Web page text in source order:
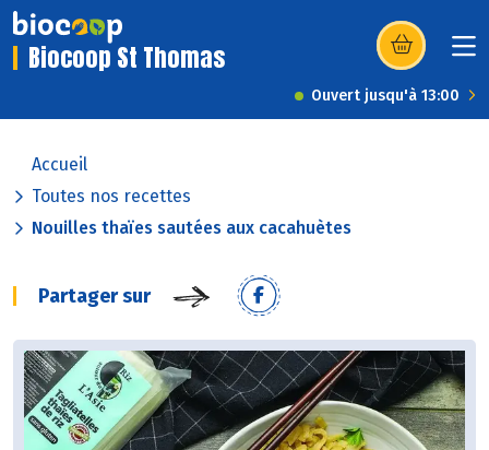
Biocoop St Thomas (s’ouvre dans
Ouvert jusqu'à 13:00
Accueil
Toutes nos recettes
Nouilles thaïes sautées aux cacahuètes
Partager sur